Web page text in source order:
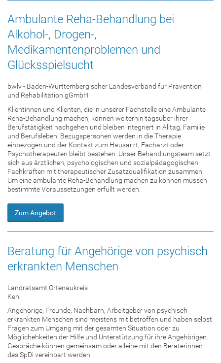
Ambulante Reha-Behandlung bei
Alkohol-, Drogen-,
Medikamentenproblemen und
Glücksspielsucht
bwlv - Baden-Württembergischer Landesverband für Prävention
und Rehabilitation gGmbH
Klientinnen und Klienten, die in unserer Fachstelle eine Ambulante
Reha-Behandlung machen, können weiterhin tagsüber ihrer
Berufstätigkeit nachgehen und bleiben integriert in Alltag, Familie
und Berufsleben. Bezugspersonen werden in die Therapie
einbezogen und der Kontakt zum Hausarzt, Facharzt oder
Psychotherapeuten bleibt bestehen. Unser Behandlungsteam setzt
sich aus ärztlichen, psychologischen und sozialpädagogischen
Fachkräften mit therapeutischer Zusatzqualifikation zusammen.
Um eine ambulante Reha-Behandlung machen zu können müssen
bestimmte Voraussetzungen erfüllt werden.
Zum Angebot
Beratung für Angehörige von psychisch
erkrankten Menschen
Landratsamt Ortenaukreis
Kehl
Angehörige, Freunde, Nachbarn, Arbeitgeber von psychisch
erkrankten Menschen sind meistens mit betroffen und haben selbst
Fragen zum Umgang mit der gesamten Situation oder zu
Möglichehkeiten der Hilfe und Unterstützung für ihre Angehörigen.
Gespräche können gemeinsam oder alleine mit den Beraterinnen
des SpDi vereinbart werden